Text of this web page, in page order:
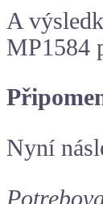
A
MP1584
Nyní